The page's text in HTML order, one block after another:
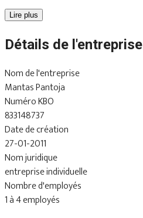
Lire plus
Détails de l'entreprise
Nom de l'entreprise
Mantas Pantoja
Numéro KBO
833148737
Date de création
27-01-2011
Nom juridique
entreprise individuelle
Nombre d'employés
1 à 4 employés